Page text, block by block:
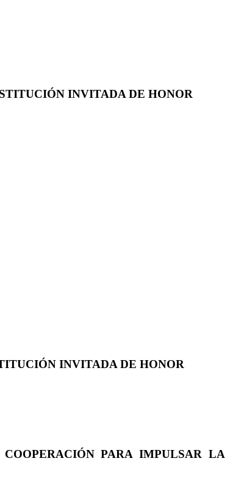
INVITADA DE HONOR
INVITADA DE HONOR
PARA IMPULSAR LA